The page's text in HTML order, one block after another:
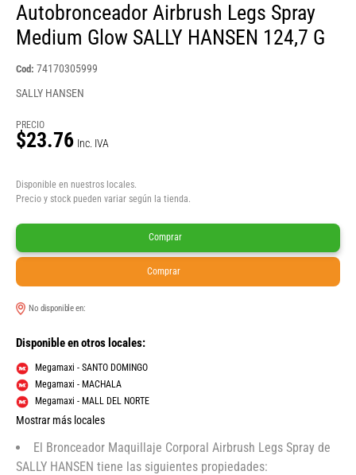
Autobronceador Airbrush Legs Spray
Medium Glow SALLY HANSEN 124,7 G
Cod: 74170305999
SALLY HANSEN
PRECIO
$23.76 Inc. IVA
Disponible en nuestros locales.
Precio y stock pueden variar según la tienda.
Comprar
Comprar
No disponible en:
Disponible en otros locales:
Megamaxi - SANTO DOMINGO
Megamaxi - MACHALA
Megamaxi - MALL DEL NORTE
Mostrar más locales
El Bronceador Maquillaje Corporal Airbrush Legs Spray de
SALLY HANSEN tiene las siguientes propiedades: